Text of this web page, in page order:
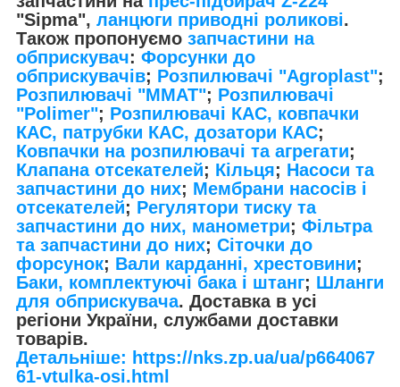
"Sipma", ланцюги приводні роликові.
Також пропонуємо запчастини на
обприскувач: Форсунки до
обприскувачів; Розпилювачі "Agroplast";
Розпилювачі "MMAT"; Розпилювачі
"Polimer"; Розпилювачі КАС, ковпачки
КАС, патрубки КАС, дозатори КАС;
Ковпачки на розпилювачі та агрегати;
Клапана отсекателей; Кільця; Насоси та
запчастини до них; Мембрани насосів і
отсекателей; Регулятори тиску та
запчастини до них, манометри; Фільтра
та запчастини до них; Сіточки до
форсунок; Вали карданні, хрестовини;
Баки, комплектуючі бака і штанг; Шланги
для обприскувача. Доставка в усі
регіони України, службами доставки
товарів.
Детальніше: https://nks.zp.ua/ua/p664067
61-vtulka-osi.html